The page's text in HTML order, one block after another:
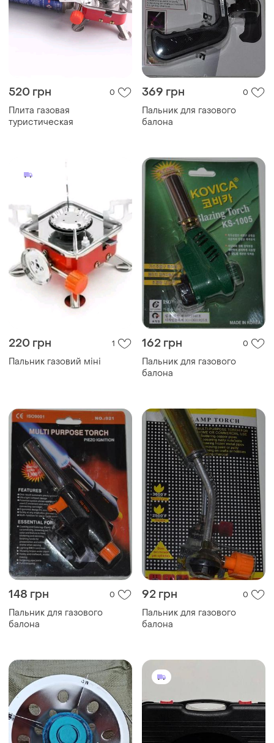
520 грн 0
Плита газовая
туристическая
369 грн 0
Пальник для газового
балона
220 грн 1
Пальник газовий міні
162 грн 0
Пальник для газового
балона
148 грн 0
Пальник для газового
балона
92 грн 0
Пальник для газового
балона